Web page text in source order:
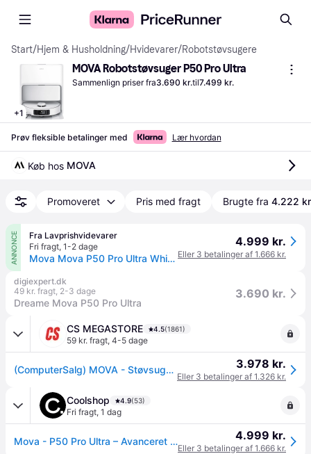
Start/Hjem & Husholdning/Hvidevarer/Robotstøvsugere
+1
MOVA Robotstøvsuger P50 Pro Ultra
Sammenlign priser fra3.690 kr.til7.499 kr.
Prøv fleksible betalinger med Lær hvordan
Køb hos MOVA
Promoveret Pris med fragt Brugte fra 4.222
ANNONCE
Fra Lavprishvidevarer
Fri fragt, 1-2 dage
Mova Mova P50 Pro Ultra White Robotstøvsuger
4.999 kr.
Eller 3 betalinger af 1.666 kr.
digiexpert.dk
49 kr. fragt, 2-3 dage
Dreame Mova P50 Pro Ultra
3.690 kr.
CS MEGASTORE 4.5(1861)
59 kr. fragt, 4-5 dage
(ComputerSalg) MOVA - Støvsuger - uden pose 3.978 kr.
Eller 3 betalinger af 1.326 kr.
Coolshop 4.9(53)
Fri fragt, 1 dag
Mova - P50 Pro Ultra – Avanceret Smart Robotstøvsuger – 2-i-1 Støvsuger & Moppe - Fri fragt og klar til levering - Prismatch 4.999 kr.
Eller 3 betalinger af 1.666 kr.